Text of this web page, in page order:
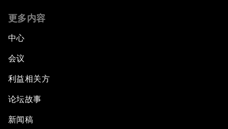
更多内容
中心
会议
利益相关方
论坛故事
新闻稿